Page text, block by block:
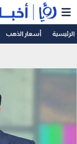
الرئيسية أسعار الذهب